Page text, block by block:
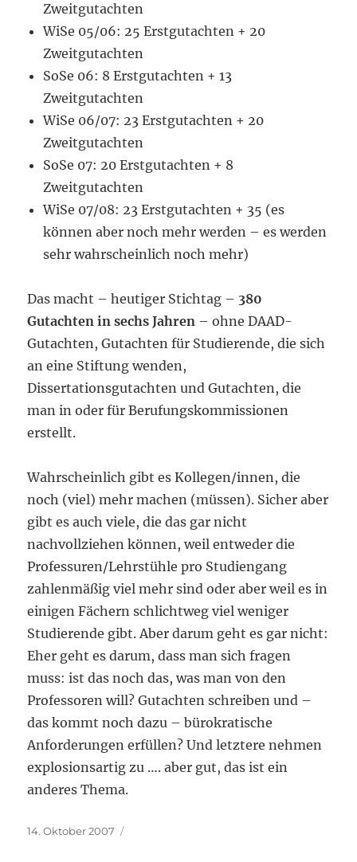
Zweitgutachten
WiSe 05/06: 25 Erstgutachten + 20
Zweitgutachten
SoSe 06: 8 Erstgutachten + 13
Zweitgutachten
WiSe 06/07: 23 Erstgutachten + 20
Zweitgutachten
SoSe 07: 20 Erstgutachten + 8
Zweitgutachten
WiSe 07/08: 23 Erstgutachten + 35 (es
können aber noch mehr werden – es werden
sehr wahrscheinlich noch mehr)
Das macht – heutiger Stichtag – 380
Gutachten in sechs Jahren – ohne DAAD-
Gutachten, Gutachten für Studierende, die sich
an eine Stiftung wenden,
Dissertationsgutachten und Gutachten, die
man in oder für Berufungskommissionen
erstellt.
Wahrscheinlich gibt es Kollegen/innen, die
noch (viel) mehr machen (müssen). Sicher aber
gibt es auch viele, die das gar nicht
nachvollziehen können, weil entweder die
Professuren/Lehrstühle pro Studiengang
zahlenmäßig viel mehr sind oder aber weil es in
einigen Fächern schlichtweg viel weniger
Studierende gibt. Aber darum geht es gar nicht:
Eher geht es darum, dass man sich fragen
muss: ist das noch das, was man von den
Professoren will? Gutachten schreiben und –
das kommt noch dazu – bürokratische
Anforderungen erfüllen? Und letztere nehmen
explosionsartig zu …. aber gut, das ist ein
anderes Thema.
Veröffentlicht
14. Oktober 2007